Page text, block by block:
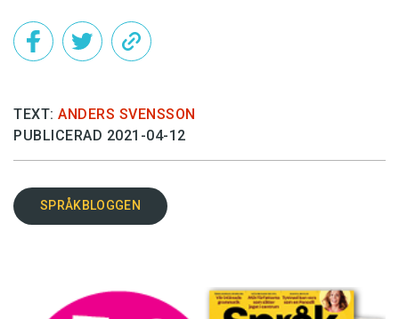
TEXT: ANDERS SVENSSON
PUBLICERAD 2021-04-12
SPRÅKBLOGGEN